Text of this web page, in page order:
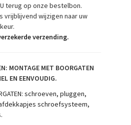
terug op onze bestelbon.
vrijblijvend wijzigen naar uw
verzending.
MONTAGE MET BOORGATEN
EN EENVOUDIG.
schroeven, pluggen,
schroefsysteem,